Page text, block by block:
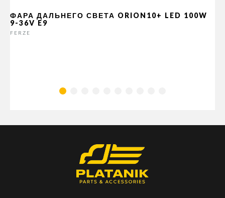
ФАРА ДАЛЬНЕГО СВЕТА ORION10+ LED 100W
9-36V E9
FERZE